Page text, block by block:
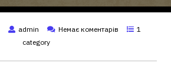
admin Немає коментарів
1
category